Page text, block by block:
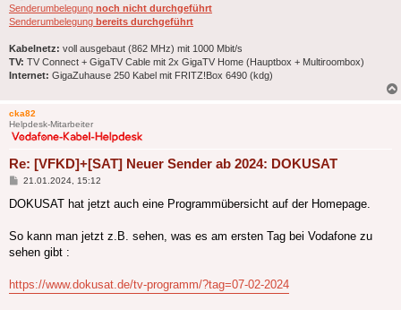
Senderumbelegung noch nicht durchgeführt
Senderumbelegung bereits durchgeführt
Kabelnetz: voll ausgebaut (862 MHz) mit 1000 Mbit/s
TV: TV Connect + GigaTV Cable mit 2x GigaTV Home (Hauptbox + Multiroombox)
Internet: GigaZuhause 250 Kabel mit FRITZ!Box 6490 (kdg)
cka82
Helpdesk-Mitarbeiter
Re: [VFKD]+[SAT] Neuer Sender ab 2024: DOKUSAT
Beitrag
21.01.2024, 15:12
DOKUSAT hat jetzt auch eine Programmübersicht auf der Homepage.
So kann man jetzt z.B. sehen, was es am ersten Tag bei Vodafone zu
sehen gibt :
https://www.dokusat.de/tv-programm/?tag=07-02-2024